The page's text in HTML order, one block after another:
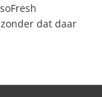
dat daar